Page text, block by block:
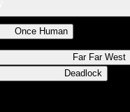
Once Human
Far Far West
Deadlock